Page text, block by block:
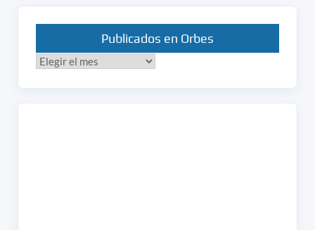
Publicados en Orbes
Publicados